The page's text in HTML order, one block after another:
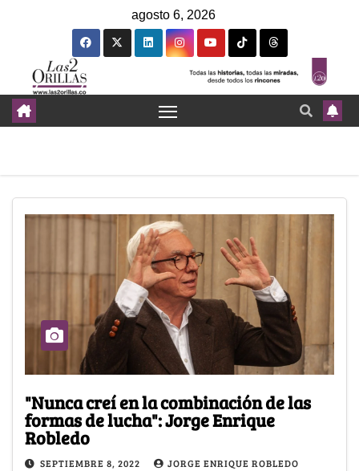
agosto 6, 2026
"Nunca creí en la combinación de las
formas de lucha": Jorge Enrique
Robledo
SEPTIEMBRE 8, 2022 JORGE ENRIQUE ROBLEDO